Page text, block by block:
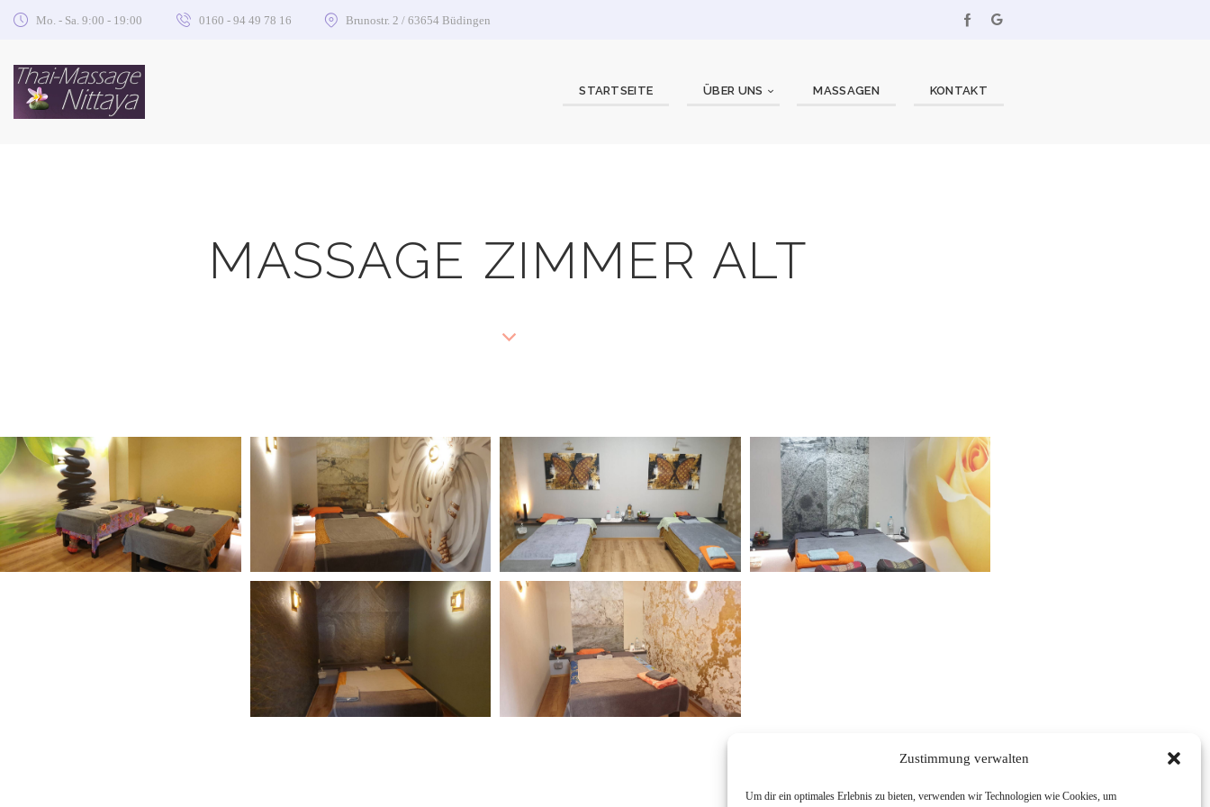
Zustimmung verwalten
Um dir ein optimales Erlebnis zu bieten, verwenden wir Technologien wie Cookies, um
Mo. - Sa. 9:00 - 19:00 0160 - 94 49 78 16 Brunostr. 2 / 63654 Büdingen
STARTSEITE ÜBER UNS MASSAGEN KONTAKT
MASSAGE ZIMMER ALT